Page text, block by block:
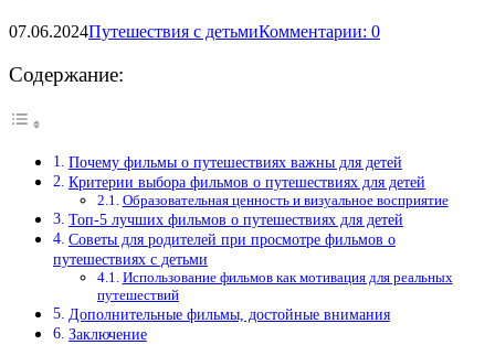
07.06.2024Путешествия с детьмиКомментарии: 0
Содержание:
Почему фильмы о путешествиях важны для детей
Критерии выбора фильмов о путешествиях для детей
Образовательная ценность и визуальное восприятие
Топ-5 лучших фильмов о путешествиях для детей
Советы для родителей при просмотре фильмов о
путешествиях с детьми
Использование фильмов как мотивация для реальных
путешествий
Дополнительные фильмы, достойные внимания
Заключение